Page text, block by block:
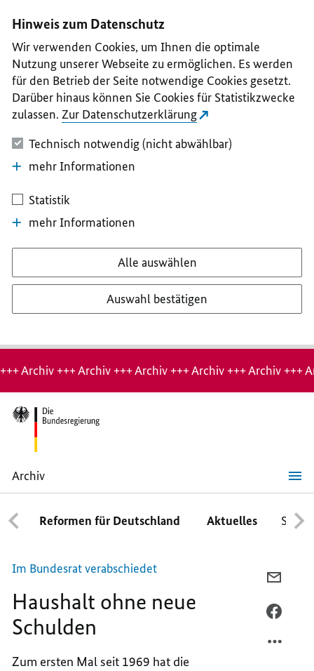
II
III
IV
V
Hinweis zum Datenschutz
Wir verwenden Cookies, um Ihnen die optimale
Nutzung unserer Webseite zu ermöglichen. Es werden
für den Betrieb der Seite notwendige Cookies gesetzt.
Darüber hinaus können Sie Cookies für Statistikzwecke
zulassen. Zur Datenschutzerklärung
Technisch notwendig (nicht abwählbar)
mehr Informationen
Statistik
mehr Informationen
Alle auswählen
Auswahl bestätigen
Hinweis:
Archiv-
Seite
+++ Archiv +++ Archiv +++ Archiv +++ Archiv +++ Archiv +++
Archiv
Haushalt
ohne
neue
Schulden
Reformen für Deutschland Aktuelles
Im Bundesrat verabschiedet
Haushalt ohne neue
Schulden
Zum ersten Mal seit 1969 hat die